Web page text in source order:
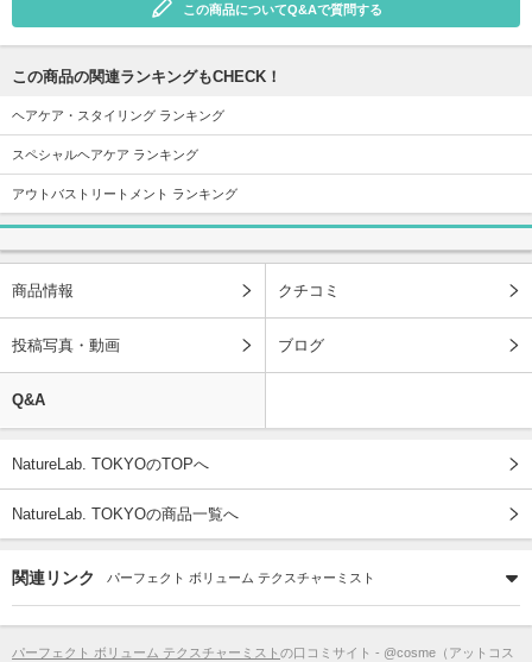
この商品についてQ&Aで質問する
この商品の関連ランキングもCHECK！
ヘアケア・スタイリング ランキング
スペシャルヘアケア ランキング
アウトバストリートメント ランキング
商品情報 クチコミ
投稿写真・動画 ブログ
Q&A
NatureLab. TOKYOのTOPへ
NatureLab. TOKYOの商品一覧へ
関連リンク パーフェクト ボリューム テクスチャーミスト
パーフェクト ボリューム テクスチャーミスト の口コミサイト - @cosme（アットコス